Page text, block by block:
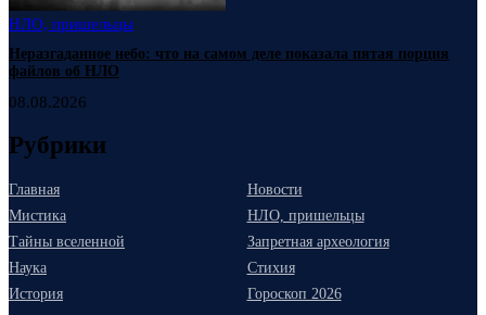
НЛО, пришельцы
Неразгаданное небо: что на самом деле показала пятая порция
файлов об НЛО
08.08.2026
Рубрики
Главная
Новости
Мистика
НЛО, пришельцы
Тайны вселенной
Запретная археология
Наука
Стихия
История
Гороскоп 2026